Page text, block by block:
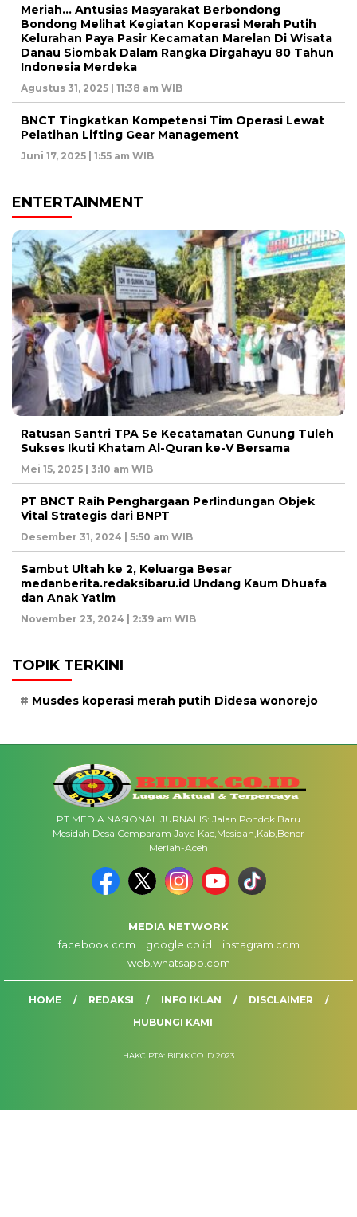
Meriah… Antusias Masyarakat Berbondong
Bondong Melihat Kegiatan Koperasi Merah Putih
Kelurahan Paya Pasir Kecamatan Marelan Di Wisata
Danau Siombak Dalam Rangka Dirgahayu 80 Tahun
Indonesia Merdeka
Agustus 31, 2025 | 11:38 am WIB
BNCT Tingkatkan Kompetensi Tim Operasi Lewat
Pelatihan Lifting Gear Management
Juni 17, 2025 | 1:55 am WIB
ENTERTAINMENT
Ratusan Santri TPA Se Kecatamatan Gunung Tuleh
Sukses Ikuti Khatam Al-Quran ke-V Bersama
Mei 15, 2025 | 3:10 am WIB
PT BNCT Raih Penghargaan Perlindungan Objek
Vital Strategis dari BNPT
Desember 31, 2024 | 5:50 am WIB
Sambut Ultah ke 2, Keluarga Besar
medanberita.redaksibaru.id Undang Kaum Dhuafa
dan Anak Yatim
November 23, 2024 | 2:39 am WIB
TOPIK TERKINI
Musdes koperasi merah putih Didesa wonorejo
PT MEDIA NASIONAL JURNALIS: Jalan Pondok Baru
Mesidah Desa Cemparam Jaya Kac,Mesidah,Kab,Bener
Meriah-Aceh
MEDIA NETWORK
facebook.com
google.co.id
instagram.com
web.whatsapp.com
HOME REDAKSI INFO IKLAN
DISCLAIMER
HUBUNGI KAMI
HAKCIPTA: BIDIK.CO.ID 2023